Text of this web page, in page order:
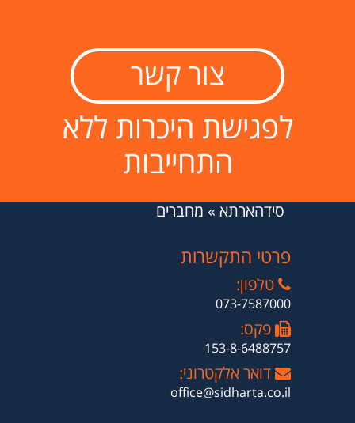
צור קשר
לפגישת היכרות ללא
התחייבות
סידהארתא » מחברים
פרטי התקשרות
טלפון:
073-7587000
פקס:
153-8-6488757
דואר אלקטרוני:
office@sidharta.co.il